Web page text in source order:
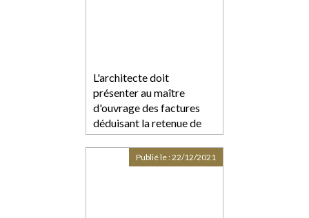
L'architecte doit
présenter au maître
d'ouvrage des factures
déduisant la retenue de
garantie de 5 %
Publié le :22/12/2021